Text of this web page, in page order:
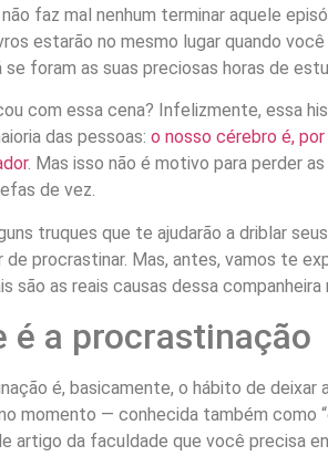
faz mal nenhum terminar aquele
estarão no mesmo lugar quando
se foram as suas preciosas horas de
com essa cena? Infelizmente, essa
das pessoas: o nosso cérebro é,
. Mas isso não é motivo para perder
de vez.
truques que te ajudarão a driblar
de procrastinar. Mas, antes, vamos te
são as reais causas dessa companheira
é a procrastinação
é, basicamente, o hábito de
momento — conhecida também como
artigo da faculdade que você precisa